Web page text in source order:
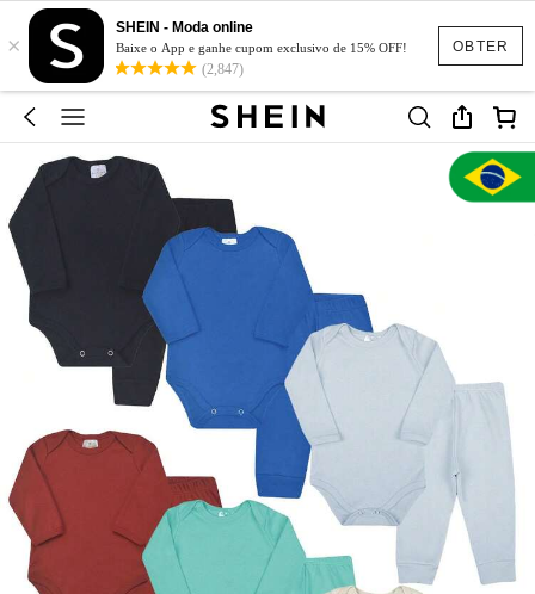
OBTER
×
SHEIN - Moda online
Baixe o App e ganhe cupom exclusivo de 15% OFF!
(2,847)